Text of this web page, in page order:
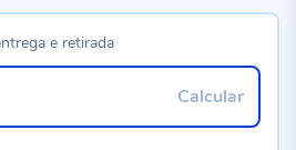
e retirada
Calcular